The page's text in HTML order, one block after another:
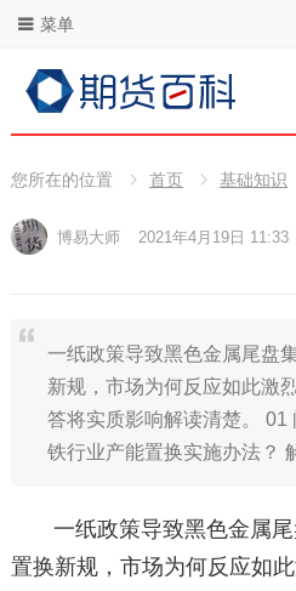
菜单
您所在的位置 首页 基础知识
博易大师 2021年4月19日 11:33
一纸政策导致黑色金属尾盘
新规，市场为何反应如此激
答将实质影响解读清楚。 01
铁行业产能置换实施办法？
一纸政策导致黑色金属
置换新规，市场为何反应如